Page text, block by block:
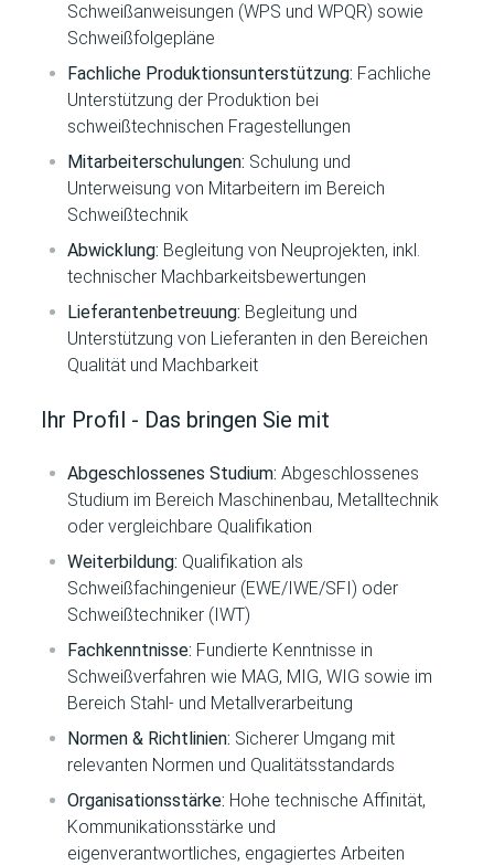
Schweißanweisungen (WPS und WPQR) sowie
Schweißfolgepläne
Fachliche Produktionsunterstützung: Fachliche
Unterstützung der Produktion bei
schweißtechnischen Fragestellungen
Mitarbeiterschulungen: Schulung und
Unterweisung von Mitarbeitern im Bereich
Schweißtechnik
Abwicklung: Begleitung von Neuprojekten, inkl.
technischer Machbarkeitsbewertungen
Lieferantenbetreuung: Begleitung und
Unterstützung von Lieferanten in den Bereichen
Qualität und Machbarkeit
Ihr Profil - Das bringen Sie mit
Abgeschlossenes Studium: Abgeschlossenes
Studium im Bereich Maschinenbau, Metalltechnik
oder vergleichbare Qualifikation
Weiterbildung: Qualifikation als
Schweißfachingenieur (EWE/IWE/SFI) oder
Schweißtechniker (IWT)
Fachkenntnisse: Fundierte Kenntnisse in
Schweißverfahren wie MAG, MIG, WIG sowie im
Bereich Stahl- und Metallverarbeitung
Normen & Richtlinien: Sicherer Umgang mit
relevanten Normen und Qualitätsstandards
Organisationsstärke: Hohe technische Affinität,
Kommunikationsstärke und
eigenverantwortliches, engagiertes Arbeiten